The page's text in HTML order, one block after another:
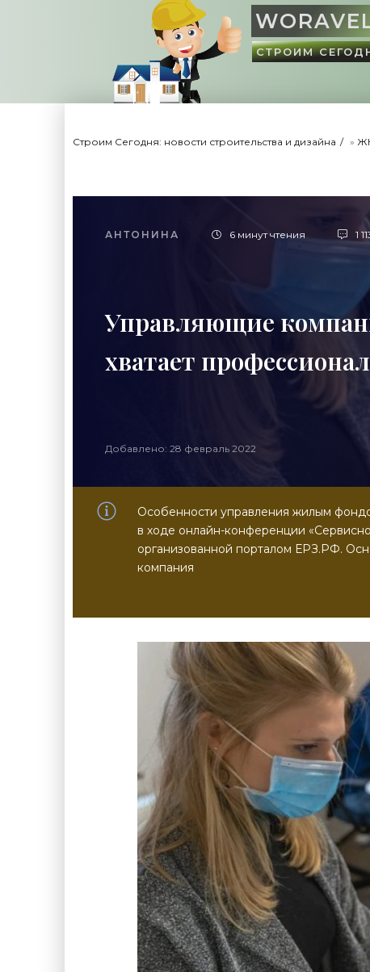
СТРОИМ
Строим Сегодня: новости строительства и дизайна »
АНТОНИНА 6 минут чтения 1
Управляющие
хватает
Добавлено: 28 февраль 2022
Особенности управления жилым
в ходе онлайн-конференции
организованной порталом ЕРЗ.РФ.
компания